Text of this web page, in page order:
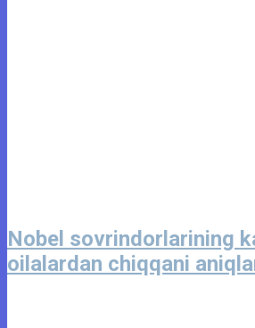
Nobel sovrindorlarining
oilalardan chiqqani